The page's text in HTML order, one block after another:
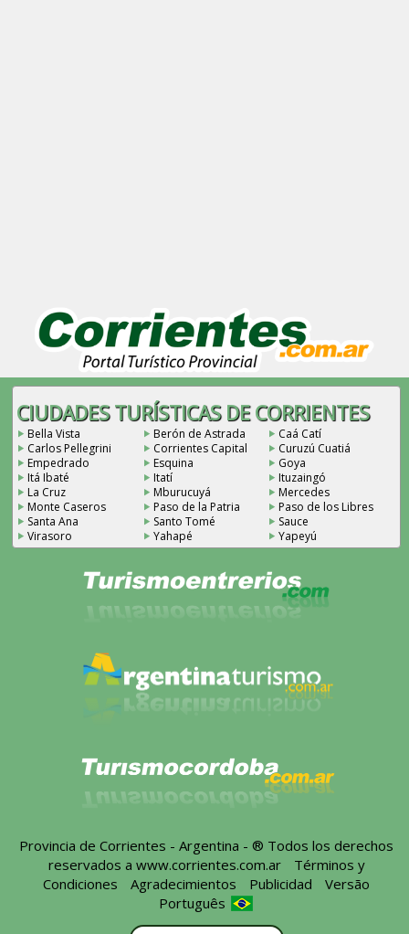
CIUDADES TURÍSTICAS DE CORRIENTES
Bella Vista Berón de Astrada
Caá Catí
Carlos Pellegrini
Corrientes Capital
Curuzú Cuatiá
Empedrado
Esquina
Goya
Itá Ibaté
Itatí
Ituzaingó
La Cruz
Mburucuyá
Mercedes
Monte Caseros
Paso de la Patria
Paso de los Libres
Santa Ana
Santo Tomé
Sauce
Virasoro
Yahapé Yapeyú
Provincia de Corrientes - Argentina - ® Todos los derechos
reservados a www.corrientes.com.ar- Términos y
Condiciones -Agradecimientos Publicidad -Versão
Português